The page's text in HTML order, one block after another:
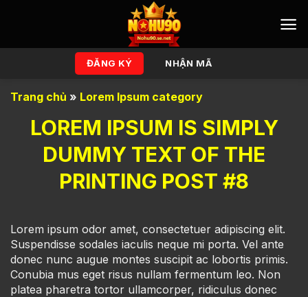
ĐĂNG KÝ NHẬN MÃ
Trang chủ » Lorem Ipsum category
LOREM IPSUM IS SIMPLY
DUMMY TEXT OF THE
PRINTING POST #8
Lorem ipsum odor amet, consectetuer adipiscing elit.
Suspendisse sodales iaculis neque mi porta. Vel ante
donec nunc augue montes suscipit ac lobortis primis.
Conubia mus eget risus nullam fermentum leo. Non
platea pharetra tortor ullamcorper, ridiculus donec